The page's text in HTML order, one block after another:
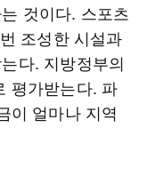
것이다. 스포츠
조성한 시설과
다. 지방정부의
평가받는다. 파
이 얼마나 지역